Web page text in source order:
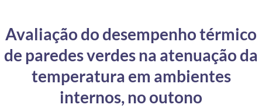
Controladoria-Geral da União
Ministério da Mulher, da Família e dos Direitos Humanos
Avaliação do desempenho térmico
de paredes verdes na atenuação da
temperatura em ambientes
internos, no outono